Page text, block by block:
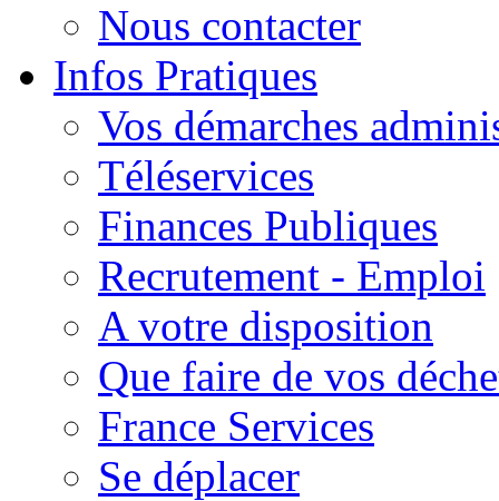
Nous contacter
Infos Pratiques
Vos démarches
Téléservices
Finances Publiques
Recrutement - Emploi
A votre disposition
Que faire de vos
France Services
Se déplacer